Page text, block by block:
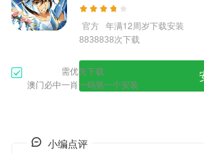
官方 年满12周岁下载安装
8838838次下载
需优先下载
澳门必中一肖一码第一个安装
小编点评